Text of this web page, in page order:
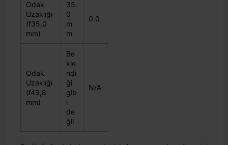
Odak
Uzaklığı
(f35,0
mm)
35.
0
m
m
0.0
Odak
Uzaklığı
(f49,8
mm)
Be
kle
ndi
ği
gib
i
de
ğil
N/A